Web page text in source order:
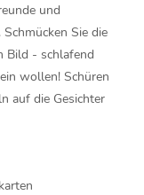
und
Sie die
Bild - schlafend
wollen! Schüren
auf die Gesichter